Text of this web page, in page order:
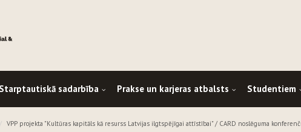
Starptautiskā sadarbība Prakse un karjeras atbalsts Studentiem
VPP projekta "Kultūras kapitāls kā resurss Latvijas ilgtspējīgai attīstībai" / CARD noslēguma